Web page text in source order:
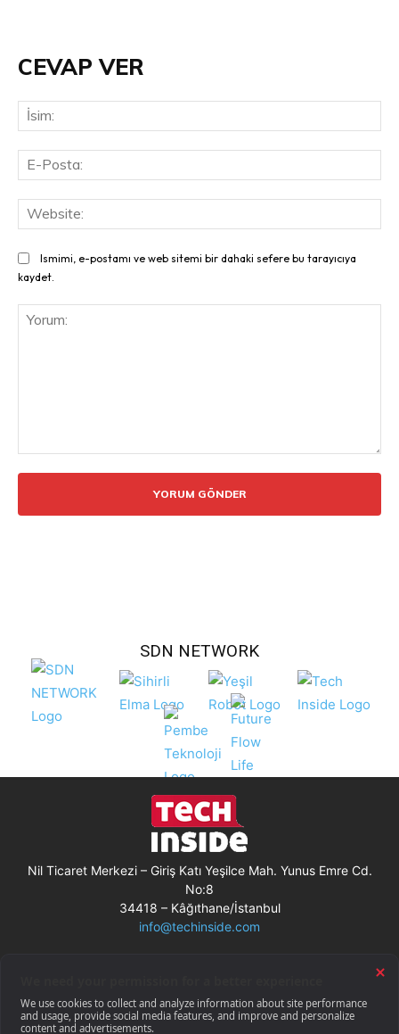
CEVAP VER
Ismimi, e-postamı ve web sitemi bir dahaki sefere bu tarayıcıya
kaydet.
SDN NETWORK
Nil Ticaret Merkezi – Giriş Katı Yeşilce Mah. Yunus Emre Cd.
No:8
34418 – Kâğıthane/İstanbul
info@techinside.com
Gizlilik Bildirimi
RSS